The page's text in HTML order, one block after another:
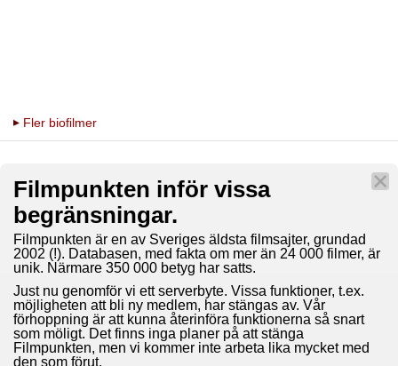
Fler biofilmer
Filmpunkten inför vissa
begränsningar.
Filmpunkten är en av Sveriges äldsta filmsajter, grundad
2002 (!). Databasen, med fakta om mer än 24 000 filmer, är
unik. Närmare 350 000 betyg har satts.
Just nu genomför vi ett serverbyte. Vissa funktioner, t.ex.
möjligheten att bli ny medlem, har stängas av. Vår
förhoppning är att kunna återinföra funktionerna så snart
som möligt. Det finns inga planer på att stänga
Filmpunkten, men vi kommer inte arbeta lika mycket med
den som förut.